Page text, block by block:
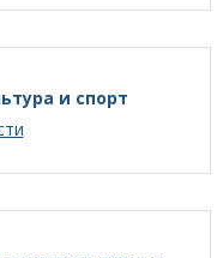
и спорт